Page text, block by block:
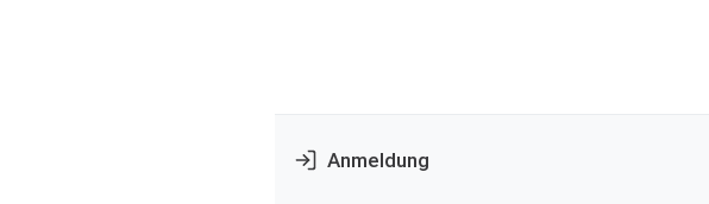
Anmeldung